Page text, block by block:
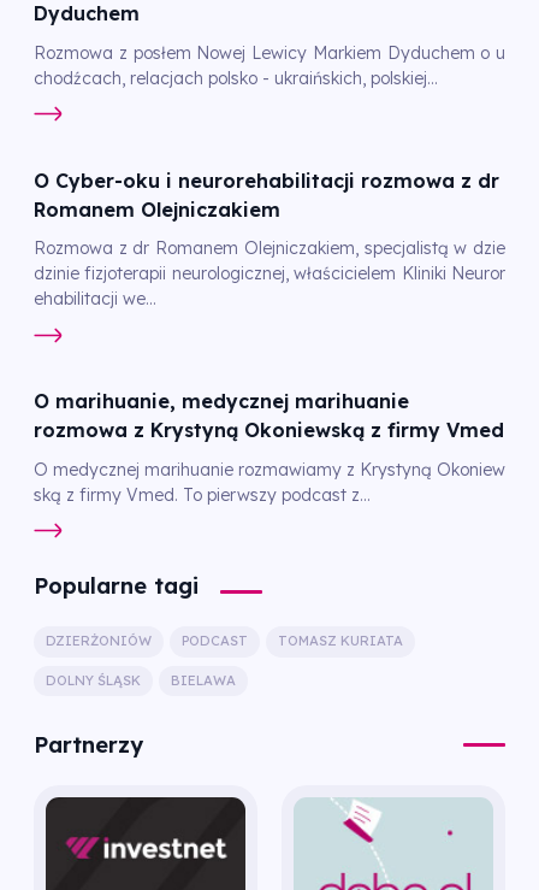
Dyduchem
Rozmowa z posłem Nowej Lewicy Markiem Dyduchem o u
chodźcach, relacjach polsko - ukraińskich, polskiej...
O Cyber-oku i neurorehabilitacji rozmowa z dr
Romanem Olejniczakiem
Rozmowa z dr Romanem Olejniczakiem, specjalistą w dzie
dzinie fizjoterapii neurologicznej, właścicielem Kliniki Neuror
ehabilitacji we...
O marihuanie, medycznej marihuanie
rozmowa z Krystyną Okoniewską z firmy Vmed
O medycznej marihuanie rozmawiamy z Krystyną Okoniew
ską z firmy Vmed. To pierwszy podcast z...
Popularne tagi
DZIERŻONIÓW PODCAST TOMASZ KURIATA
DOLNY ŚLĄSK BIELAWA
Partnerzy